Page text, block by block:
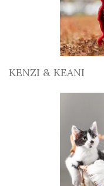
KENZI & KEANI